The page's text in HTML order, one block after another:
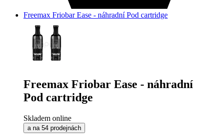
Freemax Friobar Ease - náhradní Pod cartridge
Freemax Friobar Ease - náhradní
Pod cartridge
Skladem online
a na 54 prodejnách